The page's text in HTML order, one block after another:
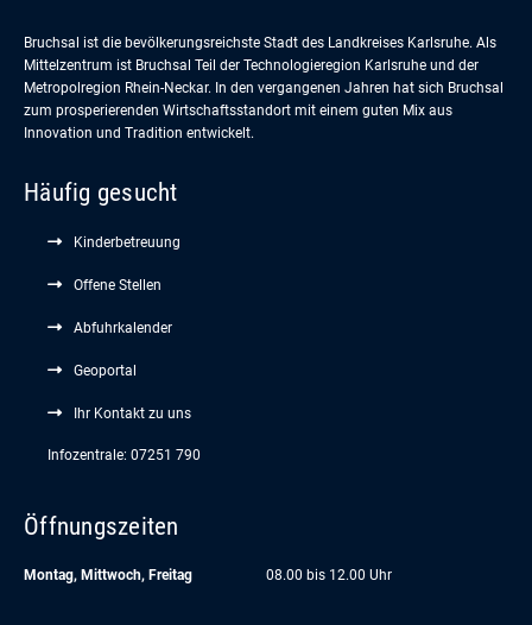
Bruchsal ist die bevölkerungsreichste Stadt des Landkreises Karlsruhe. Als
Mittelzentrum ist Bruchsal Teil der Technologieregion Karlsruhe und der
Metropolregion Rhein-Neckar. In den vergangenen Jahren hat sich Bruchsal
zum prosperierenden Wirtschaftsstandort mit einem guten Mix aus
Innovation und Tradition entwickelt.
Häufig gesucht
Kinderbetreuung
Offene Stellen
Abfuhrkalender
Geoportal
Ihr Kontakt zu uns
Infozentrale: 07251 790
Öffnungszeiten
Montag, Mittwoch, Freitag 08.00 bis 12.00 Uhr